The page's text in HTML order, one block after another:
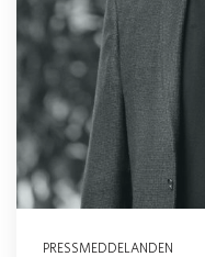
PRESSMEDDELANDEN